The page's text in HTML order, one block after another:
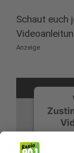
Schaut
Anzeige